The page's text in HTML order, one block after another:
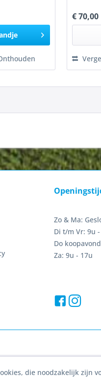
€ 70,00
Zo & Ma:
Di t/m Vr: 9u
Do
Za: 9u - 17u
die noodzakelijk zijn